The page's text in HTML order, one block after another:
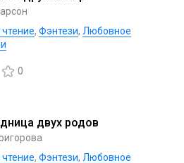
, Фэнтези, Любовное
0
двух родов
, Фэнтези, Любовное